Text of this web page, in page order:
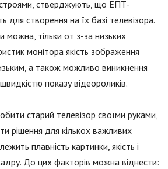
стверджують, що ЕПТ-
для створення на їх базі телевізора.
можна, тільки от з-за низьких
монітора якість зображення
а також можливо виникнення
показу відеороликів.
старий телевізор своїми руками,
рішення для кількох важливих
плавність картинки, якість і
До цих факторів можна віднести: